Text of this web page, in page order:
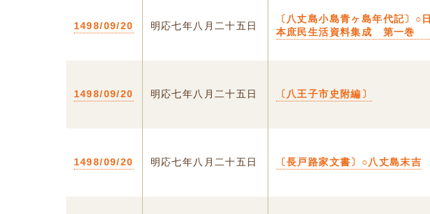
1498/09/20 明応七年八月二十五日
〔八丈島小島青ヶ島年代記〕○日
本庶民生活資料集成 第一巻
1498/09/20 明応七年八月二十五日 〔八王子市史附編〕
1498/09/20 明応七年八月二十五日 〔長戸路家文書〕○八丈島末吉